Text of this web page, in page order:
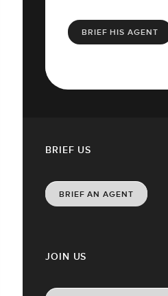
BRIEF HIS AGENT
JOIN US
BRIEF US
BRIEF AN AGENT